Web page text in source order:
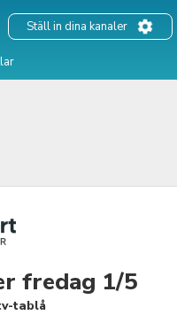
Ställ in dina kanaler
fredag 1/5
tablå